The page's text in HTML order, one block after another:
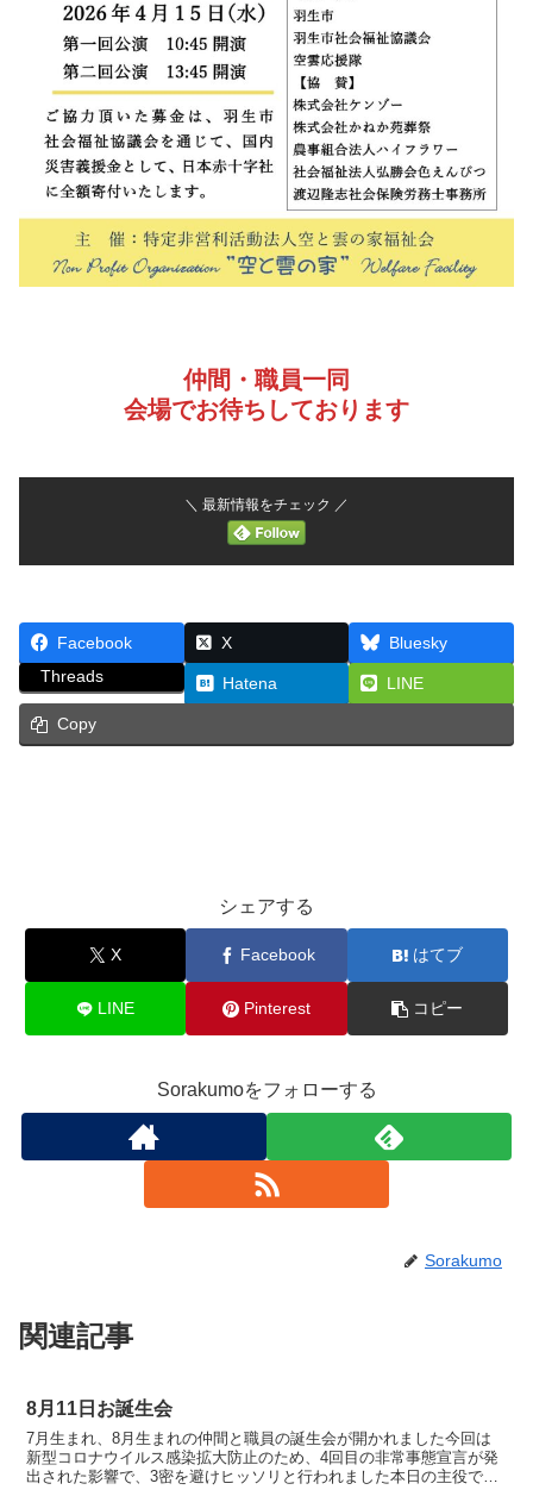
仲間・職員一同
会場でお待ちしております
＼ 最新情報をチェック ／
Facebook X
Bluesky
Threads
Hatena LINE
Copy
シェアする
X Facebook はてブ
LINE Pinterest コピー
Sorakumoをフォローする
Sorakumo
関連記事
8月11日お誕生会
7月生まれ、8月生まれの仲間と職員の誕生会が開かれました今回は
新型コロナウイルス感染拡大防止のため、4回目の非常事態宣言が発
出された影響で、3密を避けヒッソリと行われました本日の主役です